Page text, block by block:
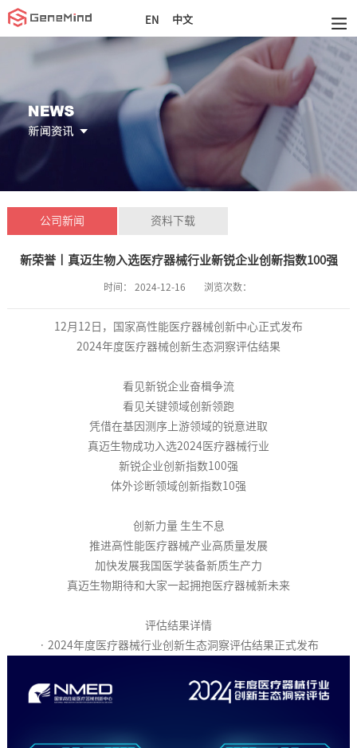
EN 中文
公司新闻 资料下载
新荣誉丨真迈生物入选医疗器械行业新锐企业创新指数100强
时间： 2024-12-16 浏览次数：
12月12日，国家高性能医疗器械创新中心正式发布
2024年度医疗器械创新生态洞察评估结果
看见新锐企业奋楫争流
看见关键领域创新领跑
凭借在基因测序上游领域的锐意进取
真迈生物成功入选2024医疗器械行业
新锐企业创新指数100强
体外诊断领域创新指数10强
创新力量 生生不息
推进高性能医疗器械产业高质量发展
加快发展我国医学装备新质生产力
真迈生物期待和大家一起拥抱医疗器械新未来️
评估结果详情
· 2024年度医疗器械行业创新生态洞察评估结果正式发布